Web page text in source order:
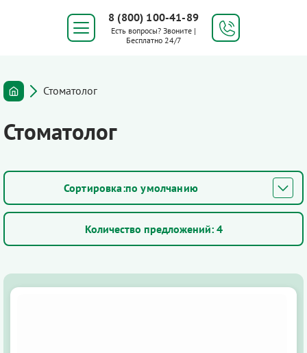
8 (800) 100-41-89
Есть вопросы? Звоните |
Бесплатно 24/7
Стоматолог
Стоматолог
по умолчанию
Количество предложений: 4